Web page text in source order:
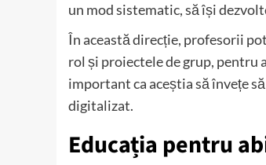
un mod sistematic, să își
În această direcție, profesorii
rol și proiectele de grup, pentru
important ca aceștia să învețe
digitalizat.
Educația pentru